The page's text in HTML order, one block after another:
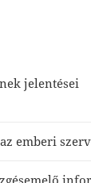
jelentései
emberi